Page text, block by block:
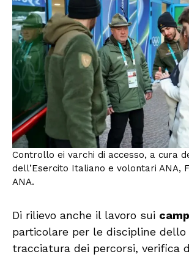
Controllo ei varchi di accesso, a cura
dell’Esercito Italiano e volontari ANA,
ANA.
Di rilievo anche il lavoro sui
particolare per le discipline dello
tracciatura dei percorsi, verifica